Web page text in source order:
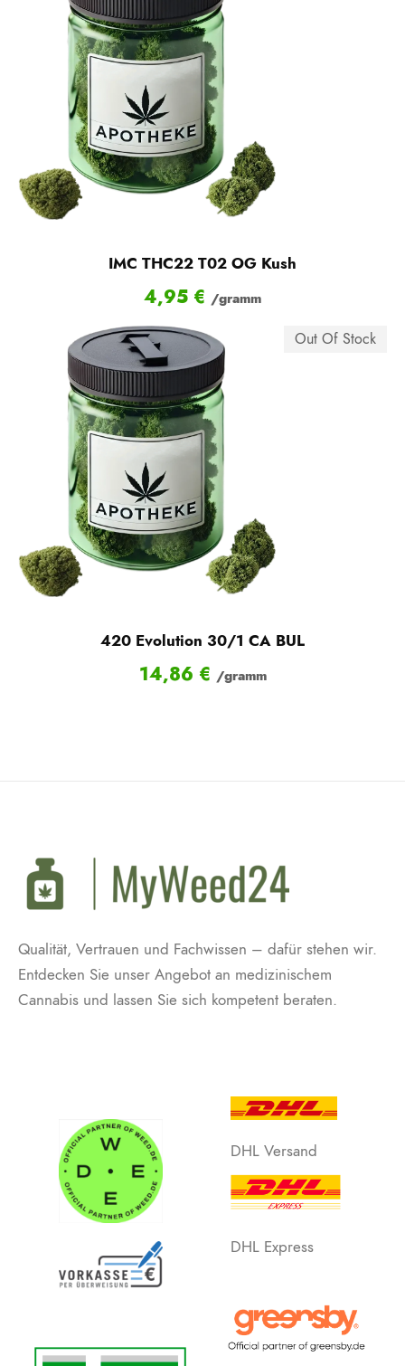
IMC THC22 T02 OG Kush
4,95 € /gramm
Out Of Stock
420 Evolution 30/1 CA BUL
14,86 € /gramm
Qualität, Vertrauen und Fachwissen – dafür stehen wir.
Entdecken Sie unser Angebot an medizinischem
Cannabis und lassen Sie sich kompetent beraten.
DHL Versand
DHL Express